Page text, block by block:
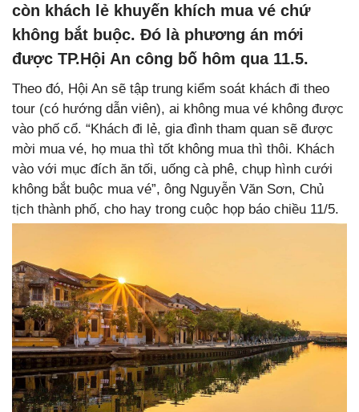
còn khách lẻ khuyến khích mua vé chứ
không bắt buộc. Đó là phương án mới
được TP.Hội An công bố hôm qua 11.5.
Theo đó, Hội An sẽ tập trung kiểm soát khách đi theo
tour (có hướng dẫn viên), ai không mua vé không được
vào phố cổ. “Khách đi lẻ, gia đình tham quan sẽ được
mời mua vé, họ mua thì tốt không mua thì thôi. Khách
vào với mục đích ăn tối, uống cà phê, chụp hình cưới
không bắt buộc mua vé”, ông Nguyễn Văn Sơn, Chủ
tịch thành phố, cho hay trong cuộc họp báo chiều 11/5.